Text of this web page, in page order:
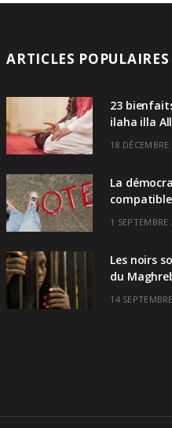
ARTICLES POPULAIRES
23
ilaha illa
18 DÉCEMBRE
La
compatible
1 SEPTEMBRE
Les noirs
du
14